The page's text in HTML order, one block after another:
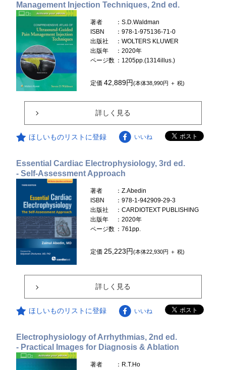
Management Injection Techniques, 2nd ed.
著者
：S.D.Waldman
ISBN
：978-1-975136-71-0
出版社
：WOLTERS KLUWER
出版年
：2020年
ページ数 ：1205pp.(1314illus.)
定価42,889円(本体38,990円 ＋ 税)
詳しく見る
ほしいものリストに登録 いいね
Essential Cardiac Electrophysiology, 3rd ed.
- Self-Assessment Approach
著者
：Z.Abedin
ISBN
：978-1-942909-29-3
出版社
：CARDIOTEXT PUBLISHING
出版年
：2020年
ページ数 ：761pp.
定価 25,223円(本体22,930円 ＋ 税)
詳しく見る
ほしいものリストに登録 いいね
Electrophysiology of Arrhythmias, 2nd ed.
- Practical Images for Diagnosis & Ablation
著者
：R.T.Ho